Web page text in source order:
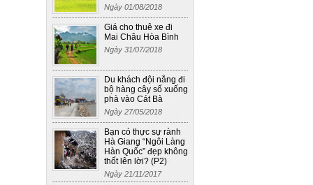
Ngày 01/08/2018
Giá cho thuê xe đi
Mai Châu Hòa Bình
Ngày 31/07/2018
Du khách đội nắng đi
bộ hàng cây số xuống
phà vào Cát Bà
Ngày 27/05/2018
Bạn có thực sự rành
Hà Giang “Ngôi Làng
Hàn Quốc” đẹp không
thốt lên lời? (P2)
Ngày 21/11/2017